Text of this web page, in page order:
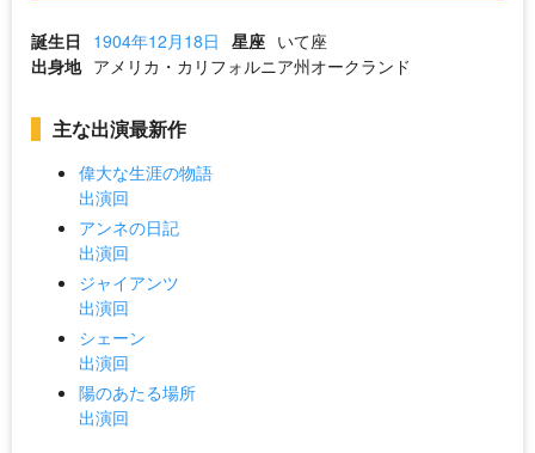
誕生日 1904年12月18日 星座 いて座
出身地 アメリカ・カリフォルニア州オークランド
主な出演最新作
偉大な生涯の物語
出演回
アンネの日記
出演回
ジャイアンツ
出演回
シェーン
出演回
陽のあたる場所
出演回